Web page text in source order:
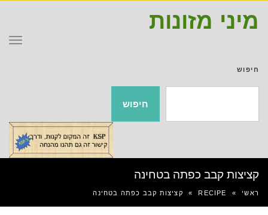
מיני מזונות
חיפוש
חיפוש
קציצות קבב כפתה בטחינה
ראשי »
RECIPE
» קציצות קבב כפתה בטחינה